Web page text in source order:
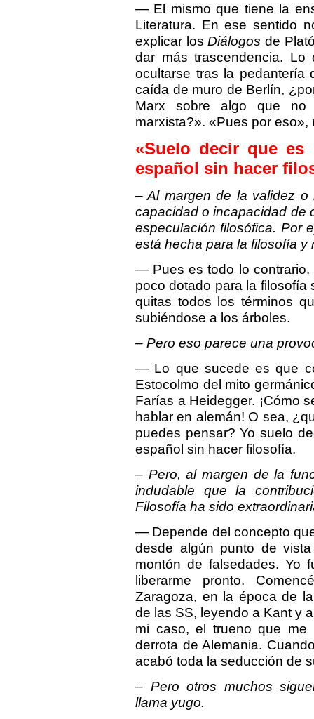
— El mismo que tiene la
Literatura. En ese sentido
explicar losDiálogos de
dar más trascendencia.
ocultarse tras la
caída de muro de Berlín,
Marx sobre algo que
marxista?». «Pues por eso»,
«Suelo decir que
español sin hacer
– Al margen de la validez
capacidad o incapacidad de
especulación filosófica. Por
está hecha para la filosofía y
— Pues es todo lo contrario.
poco dotado para la filosofía
quitas todos los términos
subiéndose a los árboles.
– Pero eso parece una
— Lo que sucede es que
Estocolmo del mito
Farías a Heidegger. ¡Cómo
hablar en alemán! O sea,
puedes pensar? Yo suelo
español sin hacer filosofía.
– Pero, al margen de la
indudable que la
Filosofía ha sido
— Depende del concepto
desde algún punto de
montón de falsedades. Yo
liberarme pronto.
Zaragoza, en la época de
de las SS, leyendo a Kant y
mi caso, el trueno que me
derrota de Alemania.
acabó toda la seducción de
– Pero otros muchos
llama yugo.